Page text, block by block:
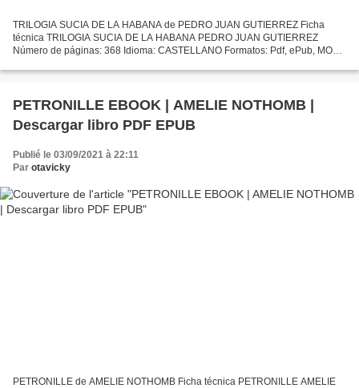
TRILOGIA SUCIA DE LA HABANA de PEDRO JUAN GUTIERREZ Ficha
técnica TRILOGIA SUCIA DE LA HABANA PEDRO JUAN GUTIERREZ
Número de páginas: 368 Idioma: CASTELLANO Formatos: Pdf, ePub, MOBI,
Descargar...
PETRONILLE EBOOK | AMELIE NOTHOMB |
Descargar libro PDF EPUB
Publié le 03/09/2021 à 22:11
Par otavicky
PETRONILLE de AMELIE NOTHOMB Ficha técnica PETRONILLE AMELIE